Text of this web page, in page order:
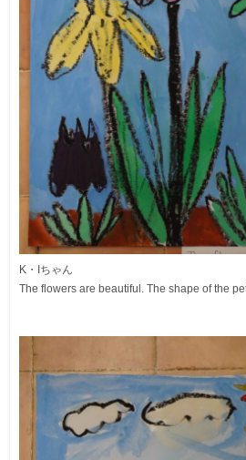
K・Iちゃん
The flowers are beautiful. The shape of the